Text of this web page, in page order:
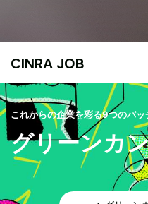
CINRA JOB
これからの企業を彩る9つのバ
グリーンカ